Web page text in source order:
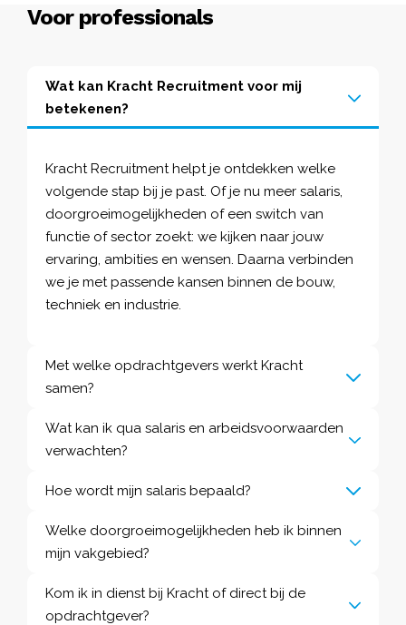
Voor professionals
Wat kan Kracht Recruitment voor mij
betekenen?
Kracht Recruitment helpt je ontdekken welke
volgende stap bij je past. Of je nu meer salaris,
doorgroeimogelijkheden of een switch van
functie of sector zoekt: we kijken naar jouw
ervaring, ambities en wensen. Daarna verbinden
we je met passende kansen binnen de bouw,
techniek en industrie.
Met welke opdrachtgevers werkt Kracht
samen?
Wat kan ik qua salaris en arbeidsvoorwaarden
verwachten?
Hoe wordt mijn salaris bepaald?
Welke doorgroeimogelijkheden heb ik binnen
mijn vakgebied?
Kom ik in dienst bij Kracht of direct bij de
opdrachtgever?